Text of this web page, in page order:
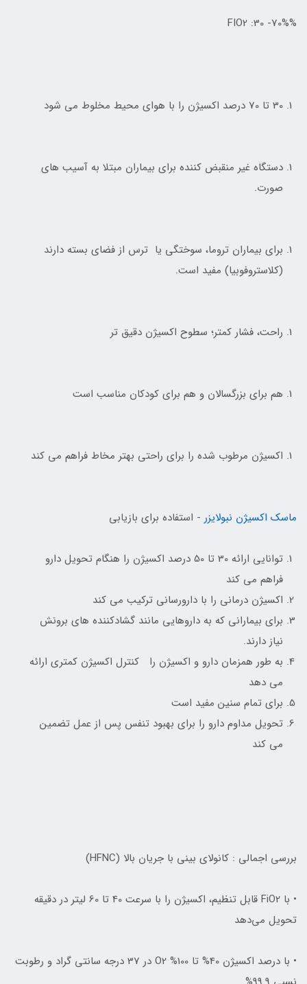
FIO2 :30 -70%%
30 تا 70 درصد اکسیژن را با هوای محیط مخلوط می شود
دستگاه غیر منقبض کننده برای بیماران مبتلا به آسیب های
صورت.
برای بیماران تروما، سوختگی یا ترس از فضای بسته دارند
(کلاستروفوبیا) مفید است.
راحت، فشار کمتر؛ سطوح اکسیژن دقیق تر
هم برای بزرگسالان و هم برای کودکان مناسب است
اکسیژن مرطوب شده را برای راحتی بهتر مخاط فراهم می کند
ماسک اکسیژن نبولایزر - استفاده برای بازیابی
توانایی ارائه 30 تا 50 درصد اکسیژن را هنگام تحویل دارو
فراهم می کند
اکسیژن درمانی را با دارورسانی ترکیب می کند
برای بیمارانی که به داروهایی مانند گشادکننده های برونش
نیاز دارند.
به طور همزمان دارو و اکسیژن را کنترل اکسیژن کمتری ارائه
می دهد
برای تمام سنین مفید است
تحویل مداوم دارو را برای بهبود تنفس پس از عمل تضمین
می کند
بررسی اجمالی : کانولاي بيني با جريان بالا (HFNC)
• با FiO2 قابل تنظيم، اکسيژن را با سرعت 40 تا 60 ليتر در دقيقه
تحويل مي‌دهد
• با درصد اکسیژن 40% تا 100% O2 در 37 درجه سانتي گراد و رطوبت